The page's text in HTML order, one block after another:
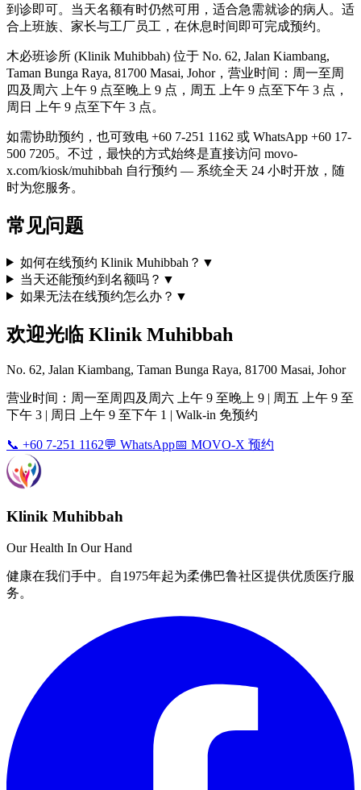
到诊即可。当天名额有时仍然可用，适合急需就诊的病人。适
合上班族、家长与工厂员工，在休息时间即可完成预约。
木必班诊所 (Klinik Muhibbah) 位于 No. 62, Jalan Kiambang,
Taman Bunga Raya, 81700 Masai, Johor，营业时间：周一至周
四及周六 上午 9 点至晚上 9 点，周五 上午 9 点至下午 3 点，
周日 上午 9 点至下午 3 点。
如需协助预约，也可致电 +60 7-251 1162 或 WhatsApp +60 17-
500 7205。不过，最快的方式始终是直接访问 movo-
x.com/kiosk/muhibbah 自行预约 — 系统全天 24 小时开放，随
时为您服务。
常见问题
如何在线预约 Klinik Muhibbah？ ▼
当天还能预约到名额吗？ ▼
如果无法在线预约怎么办？ ▼
欢迎光临 Klinik Muhibbah
No. 62, Jalan Kiambang, Taman Bunga Raya, 81700 Masai, Johor
营业时间：周一至周四及周六 上午 9 至晚上 9 | 周五 上午 9 至
下午 3 | 周日 上午 9 至下午 1 | Walk-in 免预约
📞 +60 7-251 1162💬 WhatsApp📅 MOVO-X 预约
Klinik Muhibbah
Our Health In Our Hand
健康在我们手中。自1975年起为柔佛巴鲁社区提供优质医疗服
务。